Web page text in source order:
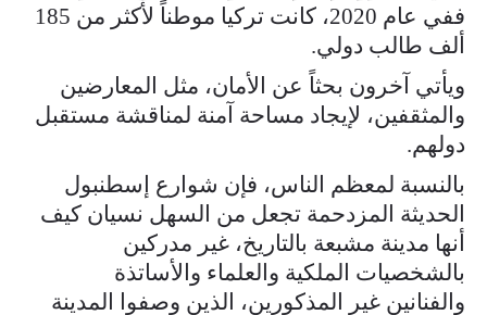
ففي عام 2020، كانت تركيا موطناً لأكثر من 185
ألف طالب دولي.
ويأتي آخرون بحثاً عن الأمان، مثل المعارضين
والمثقفين، لإيجاد مساحة آمنة لمناقشة مستقبل
دولهم.
بالنسبة لمعظم الناس، فإن شوارع إسطنبول
الحديثة المزدحمة تجعل من السهل نسيان كيف
أنها مدينة مشبعة بالتاريخ، غير مدركين
بالشخصيات الملكية والعلماء والأساتذة
والفنانين غير المذكورين، الذين وصفوا المدينة